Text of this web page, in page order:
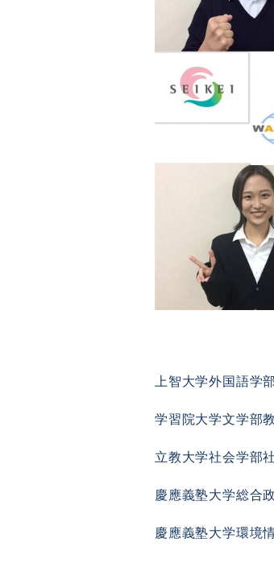
上智大学外国語学
学習院大学文学部
立教大学社会学部
慶應義塾大学総合
慶應義塾大学環境